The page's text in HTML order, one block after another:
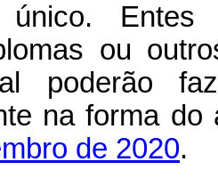
único.
ou
poderão
na forma
de 2020.